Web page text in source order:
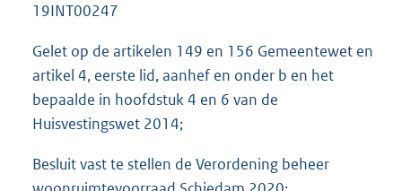
19INT00247
Gelet op de artikelen 149 en 156 Gemeentewet en
artikel 4, eerste lid, aanhef en onder b en het
bepaalde in hoofdstuk 4 en 6 van de
Huisvestingswet 2014;
Besluit vast te stellen de Verordening beheer